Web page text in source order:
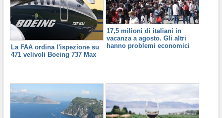
La FAA ordina l'ispezione su
471 velivoli Boeing 737 Max
17,5 milioni di italiani in
vacanza a agosto. Gli altri
hanno problemi economici